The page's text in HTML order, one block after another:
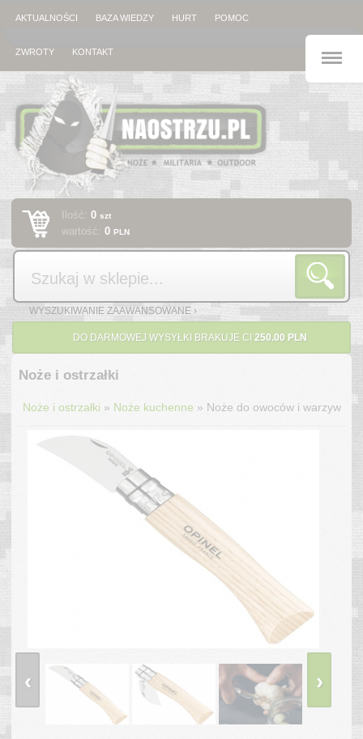
AKTUALNOŚCI BAZA WIEDZY HURT POMOC
ZWROTY KONTAKT
Ilość:0szt
wartość:0PLN
Szukaj
WYSZUKIWANIE ZAAWANSOWANE ›
DO DARMOWEJ WYSYŁKI BRAKUJE CI 250.00 PLN
Noże i ostrzałki
Noże i ostrzałki » Noże kuchenne » Noże do owoców i warzyw
›
‹